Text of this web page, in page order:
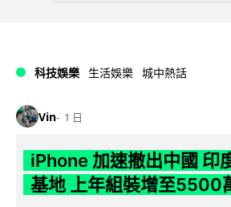
科技娛樂 生活娛樂 城中熱話
Vin 1 日
iPhone 加速撤出中國 印
基地 上年組裝增至5500